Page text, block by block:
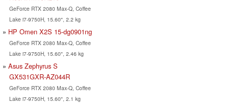
GeForce RTX 2080 Max-Q, Coffee
Lake i7-9750H, 15.60", 2.2 kg
HP Omen X2S 15-dg0901ng
GeForce RTX 2080 Max-Q, Coffee
Lake i7-9750H, 15.60", 2.46 kg
Asus Zephyrus S
GX531GXR-AZ044R
GeForce RTX 2080 Max-Q, Coffee
Lake i7-9750H, 15.60", 2.1 kg